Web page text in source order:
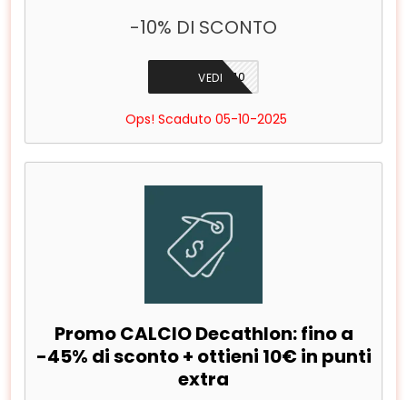
-10% DI SCONTO
AD10
VEDI
Ops! Scaduto 05-10-2025
Promo CALCIO Decathlon: fino a
-45% di sconto + ottieni 10€ in punti
extra